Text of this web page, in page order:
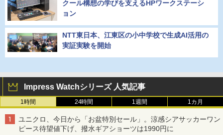
クール構想の学びを支えるHPワークステーシ
ョン
NTT東日本、江東区の小中学校で生成AI活用の
実証実験を開始
Impress Watchシリーズ 人気記事
1時間 24時間 1週間 1カ月
ユニクロ、今日から「お盆特別セール」。涼感シアサッカーワン
ピース待望値下げ、撥水ギアショーツは1990円に